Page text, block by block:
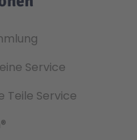
Service
Teile Service